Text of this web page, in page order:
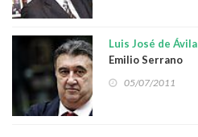
Luis José de Ávila
Emilio Serrano
05/07/2011